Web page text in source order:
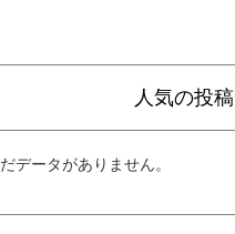
人気の投稿
データがありません。